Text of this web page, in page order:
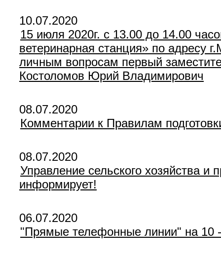
10.07.2020
15 июля 2020г. с 13.00 до 14.00
ветеринарная станция» по адресу
личным вопросам первый
Костоломов Юрий Владимирович
08.07.2020
Комментарии к Правилам
08.07.2020
Управление сельского хозяйства и
информирует!
06.07.2020
"Прямые телефонные линии" на 10